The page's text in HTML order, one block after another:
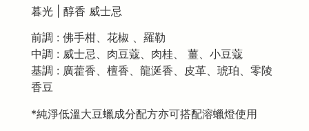
暮光 | 醇香 威士忌
前調 : 佛手柑、花椒 、羅勒
中調 : 威士忌、肉豆蔻、肉桂、 薑、小豆蔻
基調 : 廣藿香、檀香、龍涎香、皮革、琥珀、零陵
香豆
*純淨低溫大豆蠟成分配方亦可搭配溶蠟燈使用